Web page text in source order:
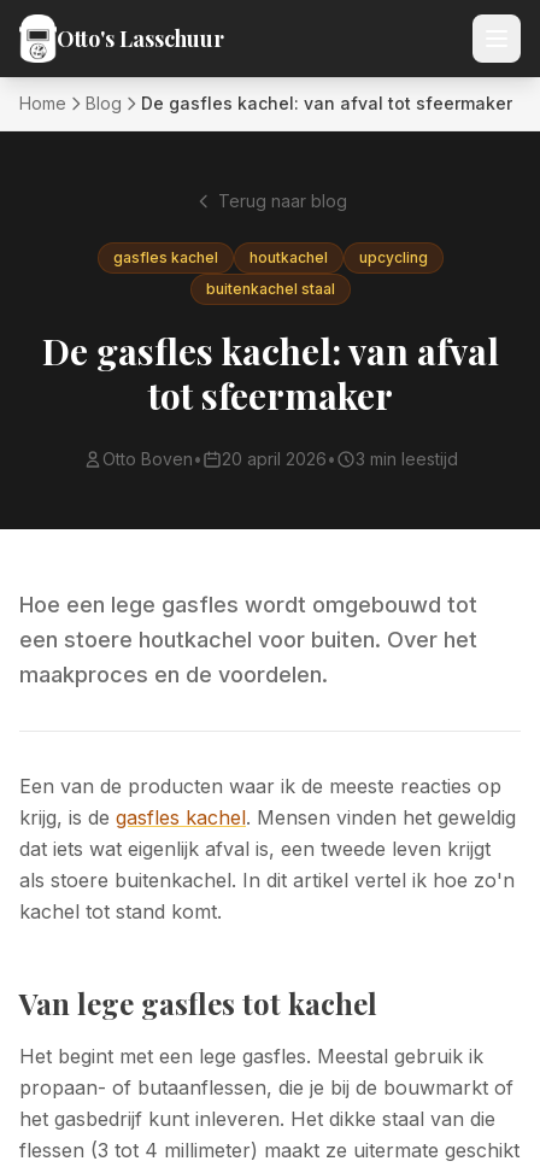
Ga naar inhoud
Otto's Lasschuur
Home Blog De gasfles kachel: van afval tot sfeermaker
Terug naar blog
gasfles kachel houtkachel
upcycling
buitenkachel staal
De gasfles kachel: van afval
tot sfeermaker
Otto Boven• 20 april 2026• 3 min leestijd
Hoe een lege gasfles wordt omgebouwd tot
een stoere houtkachel voor buiten. Over het
maakproces en de voordelen.
Een van de producten waar ik de meeste reacties op
krijg, is de gasfles kachel. Mensen vinden het geweldig
dat iets wat eigenlijk afval is, een tweede leven krijgt
als stoere buitenkachel. In dit artikel vertel ik hoe zo'n
kachel tot stand komt.
Van lege gasfles tot kachel
Het begint met een lege gasfles. Meestal gebruik ik
propaan- of butaanflessen, die je bij de bouwmarkt of
het gasbedrijf kunt inleveren. Het dikke staal van die
flessen (3 tot 4 millimeter) maakt ze uitermate geschikt